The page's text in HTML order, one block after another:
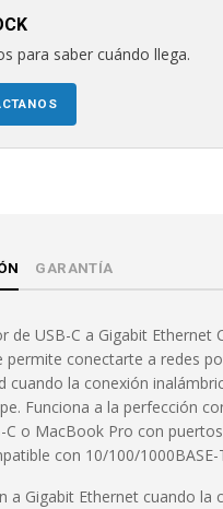
para saber cuándo llega.
GARANTÍA
de USB-C a Gigabit Ethernet
permite conectarte a redes
cuando la conexión
Funciona a la perfección
C o MacBook Pro con
con 10/100/1000BASE-
a Gigabit Ethernet cuando la